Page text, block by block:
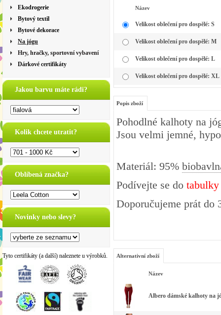
Ekodrogerie
Bytový textil
Bytové dekorace
Na jógu
Hry, hračky, sportovní vybavení
Dárkové certifikáty
Jakou barvu máte rádi?
Kolik chcete utratit?
Oblíbená značka?
Novinky nebo slevy?
Tyto certifikáty (a další) naleznete u výrobků.
Název
Velikost oblečení pro dospělé: S
Velikost oblečení pro dospělé: M
Velikost oblečení pro dospělé: L
Velikost oblečení pro dospělé: XL
Popis zboží
Pohodlné kalhoty na
Jsou velmi jemné,
Materiál: 95%
Podívejte se do
Doporučujeme prát do
Alternativní zboží
Název
Albero dámské kalhoty na